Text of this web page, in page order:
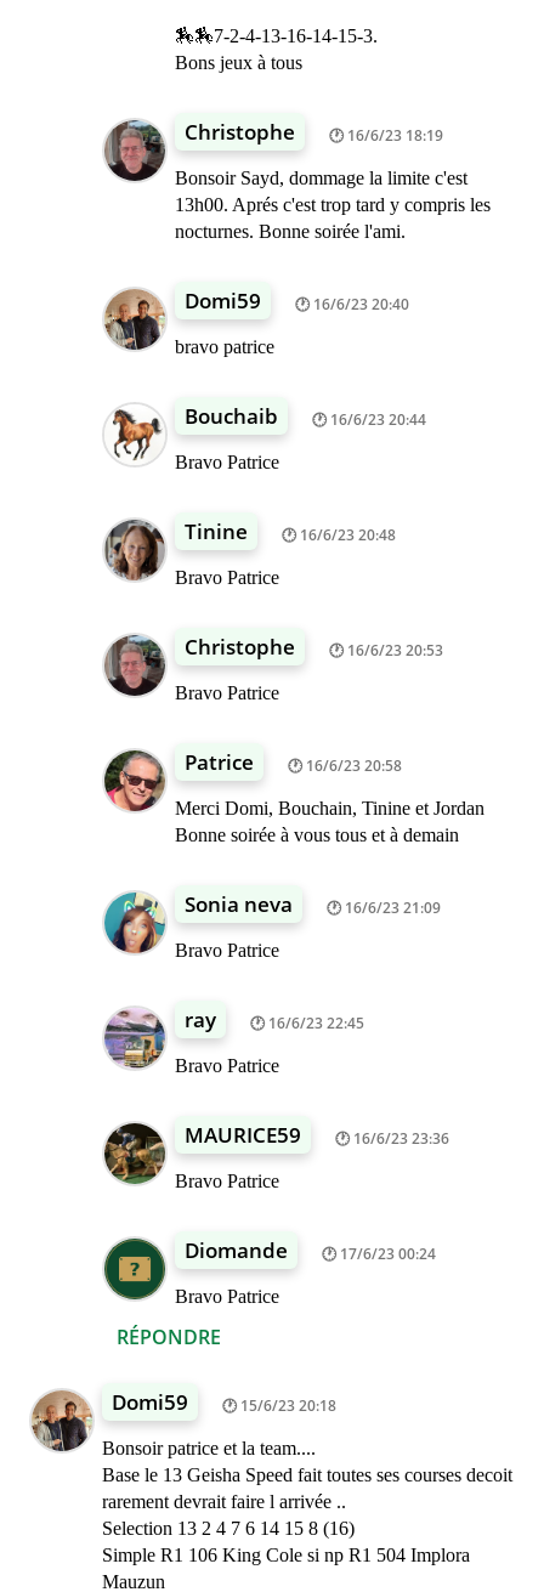
RÉPONDRE
🏇🏇7-2-4-13-16-14-15-3.
Bons jeux à tous
Christophe 16/6/23 18:19
Bonsoir Sayd, dommage la limite c'est
13h00. Aprés c'est trop tard y compris les
nocturnes. Bonne soirée l'ami.
Domi59 16/6/23 20:40
bravo patrice
Bouchaib 16/6/23 20:44
Bravo Patrice
Tinine 16/6/23 20:48
Bravo Patrice
Christophe 16/6/23 20:53
Bravo Patrice
Patrice 16/6/23 20:58
Merci Domi, Bouchain, Tinine et Jordan
Bonne soirée à vous tous et à demain
Sonia neva 16/6/23 21:09
Bravo Patrice
ray 16/6/23 22:45
Bravo Patrice
MAURICE59 16/6/23 23:36
Bravo Patrice
Diomande 17/6/23 00:24
Bravo Patrice
Domi59 15/6/23 20:18
Bonsoir patrice et la team....
Base le 13 Geisha Speed fait toutes ses courses decoit
rarement devrait faire l arrivée ..
Selection 13 2 4 7 6 14 15 8 (16)
Simple R1 106 King Cole si np R1 504 Implora
Mauzun